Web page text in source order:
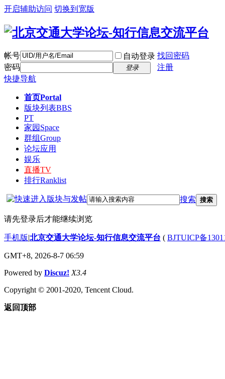
开启辅助访问 切换到宽版
帐号 自动登录 找回密码
密码
登录
注册
快捷导航
首页Portal
版块列表BBS
PT
家园 Space
群组Group
论坛应用
娱乐
直播TV
排行Ranklist
搜索 搜索
请先登录后才能继续浏览
手机版|北京交通大学论坛-知行信息交流平台 ( BJTUICP备
GMT+8, 2026-8-7 06:59
Powered by Discuz! X3.4
Copyright © 2001-2020, Tencent Cloud.
返回顶部